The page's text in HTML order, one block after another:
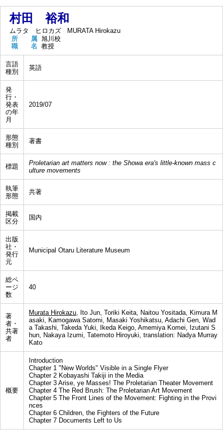
村田 裕和
ムラタ ヒロカズ
MURATA Hirokazu
所 属 旭川校
職 名 教授
言語
種別
英語
発
行・
発表
の年
月
2019/07
形態
種別
著書
標題
Proletarian art matters now : the Showa era's little-known mass c
ulture movements
執筆
形態
共著
掲載
区分
国内
出版
社・
発行
元
Municipal Otaru Literature Museum
総ペ
ージ
数
40
著
者・
共著
者
Murata Hirokazu, Ito Jun, Toriki Keita, Naitou Yositada, Kimura M
asaki, Kamogawa Satomi, Masaki Yoshikatsu, Adachi Gen, Wad
a Takashi, Takeda Yuki, Ikeda Keigo, Amemiya Komei, Izutani S
hun, Nakaya Izumi, Tatemoto Hiroyuki, translation: Nadya Murray
Kato
概要
Introduction
Chapter 1 "New Worlds" Visible in a Single Flyer
Chapter 2 Kobayashi Takiji in the Media
Chapter 3 Arise, ye Masses! The Proletarian Theater Movement
Chapter 4 The Red Brush: The Proletarian Art Movement
Chapter 5 The Front Lines of the Movement: Fighting in the Provi
nces
Chapter 6 Children, the Fighters of the Future
Chapter 7 Documents Left to Us